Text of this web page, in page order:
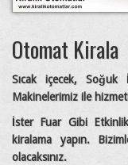
Otomat Kirala
Sıcak içecek,
Makinelerimiz ile
İster Fuar Gibi
kiralama yapın.
olacaksınız.